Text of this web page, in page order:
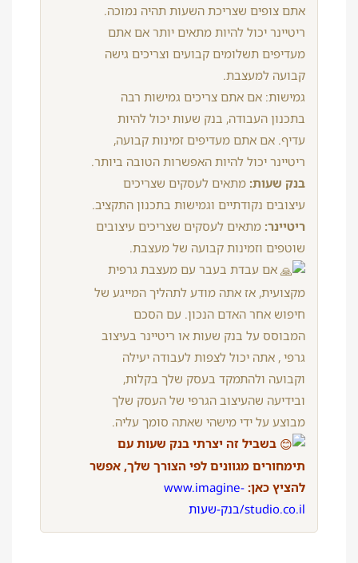
אתם צופים שצריכת השעות תהיה נמוכה.
ריטיינר יכול להיות מתאים יותר אם אתם
מעדיפים תשלומים קבועים וצריכים גישה
קבועה למעצבת.
גמישות: אם אתם צריכים גמישות רבה
בתכנון העבודה, בנק שעות יכול להיות
עדיף. אם אתם מעדיפים זמינות קבועה,
ריטיינר יכול להיות האפשרות הטובה ביותר.
בנק שעות: מתאים לעסקים שצריכים
עיצובים נקודתיים וגמישות בתכנון התקציב.
ריטיינר: מתאים לעסקים שצריכים עיצובים
שוטפים וזמינות קבועה של מעצבת.
אם עבדת בעבר עם מעצבת גרפית
מקצועית, אז אתה מודע לתהליך המייגע של
חיפוש אחר האדם הנכון. עם הסכם
המבוסס על בנק שעות או ריטיינר בעיצוב
גרפי , אתה יכול לצפות לעבודה יעילה
וקבועה ולהתמקד בעסק שלך בקלות,
ובידיעה שהעיצוב הגרפי של העסק שלך
מבוצע על ידי מישהי שאתה סומך עליה.
בשביל זה יצרתי בנק שעות עם
תימחורים מגוונים לפי הצורך שלך, אפשר
להציץ כאן: www.imagine-
studio.co.il/בנק-שעות